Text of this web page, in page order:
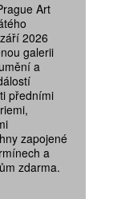
Art
2026
galerii
a
předními
zapojené
a
zdarma.